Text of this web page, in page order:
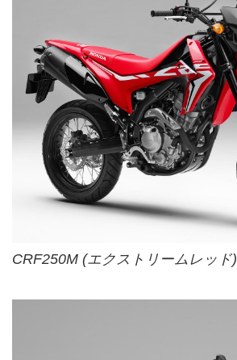
CRF250M (エクストリームレッド)